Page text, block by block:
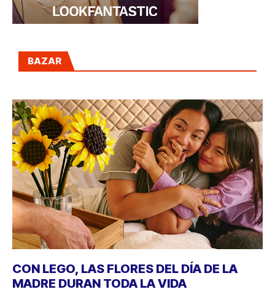
BAZAR
CON LEGO, LAS FLORES DEL DÍA DE LA
MADRE DURAN TODA LA VIDA